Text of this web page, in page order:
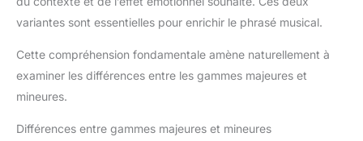
variantes sont essentielles pour enrichir le phrasé musical.
Cette compréhension fondamentale amène naturellement à
examiner les différences entre les gammes majeures et
mineures.
Différences entre gammes majeures et mineures